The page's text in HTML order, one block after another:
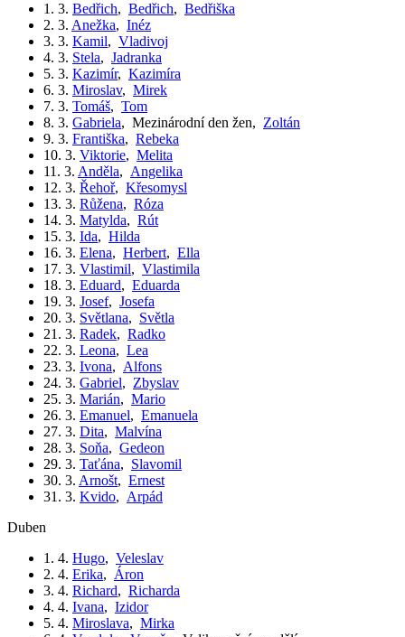
1. 3. Bedřich, Bedřich, Bedřiška
2. 3. Anežka, Inéz
3. 3. Kamil, Vladivoj
4. 3. Stela, Jadranka
5. 3. Kazimír, Kazimíra
6. 3. Miroslav, Mirek
7. 3. Tomáš, Tom
8. 3. Gabriela, Mezinárodní den žen, Zoltán
9. 3. Františka, Rebeka
10. 3. Viktorie, Melita
11. 3. Anděla, Angelika
12. 3. Řehoř, Křesomysl
13. 3. Růžena, Róza
14. 3. Matylda, Rút
15. 3. Ida, Hilda
16. 3. Elena, Herbert, Ella
17. 3. Vlastimil, Vlastimila
18. 3. Eduard, Eduarda
19. 3. Josef, Josefa
20. 3. Světlana, Světla
21. 3. Radek, Radko
22. 3. Leona, Lea
23. 3. Ivona, Alfons
24. 3. Gabriel, Zbyslav
25. 3. Marián, Mario
26. 3. Emanuel, Emanuela
27. 3. Dita, Malvína
28. 3. Soňa, Gedeon
29. 3. Taťána, Slavomil
30. 3. Arnošt, Ernest
31. 3. Kvido, Arpád
duben
1. 4. Hugo, Veleslav
2. 4. Erika, Áron
3. 4. Richard, Richarda
4. 4. Ivana, Izidor
5. 4. Miroslava, Mirka